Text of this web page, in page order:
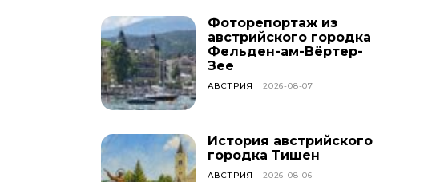
Фоторепортаж из
австрийского городка
Фельден-ам-Вёртер-
Зее
АВСТРИЯ 2026-08-07
История австрийского
городка Тишен
АВСТРИЯ 2026-08-06